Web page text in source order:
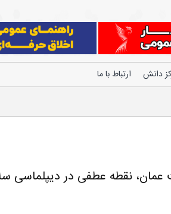
دانش ارتباط با ما
عمان، نقطه عطفی در دیپلماسی